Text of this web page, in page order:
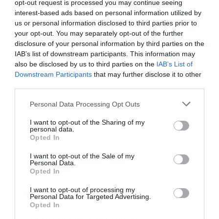
opt-out request is processed you may continue seeing
interest-based ads based on personal information utilized by
us or personal information disclosed to third parties prior to
your opt-out. You may separately opt-out of the further
disclosure of your personal information by third parties on the
IAB’s list of downstream participants. This information may
also be disclosed by us to third parties on the IAB’s List of
Downstream Participants that may further disclose it to other
Personal Data Processing Opt Outs
I want to opt-out of the Sharing of my
personal data.
Opted In
I want to opt-out of the Sale of my
Personal Data.
Opted In
I want to opt-out of processing my
Personal Data for Targeted Advertising.
Opted In
ani pentru un film. M-am prezentat la probe din
curiozitate„, a povestit Maria Alexandra la Corriere
della Sera.
„Ce aş vrea să fiu când noi fi mare? Veterinar sau
vrea să întâlnesc o altă regizoare precum Alice, o
persoană dulce care îi iubeşte pe toţi”.
scenă utilizată pentru film („
cea roz cu pantofii şi
vrea să mă întorc în România, unde m-am născut şi
unde sunt câinele meu şi nepoţii mei